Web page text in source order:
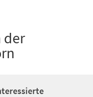
der